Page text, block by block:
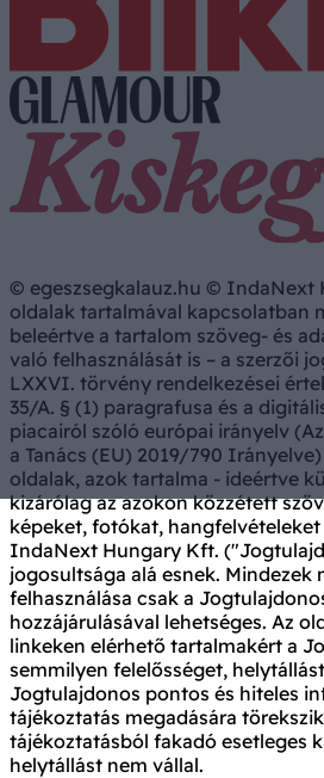
© egeszsegkalauz.hu © IndaNext
oldalak tartalmával kapcsolatban
beleértve a tartalom szöveg- és
való felhasználását is – a szerzői
LXXVI. törvény rendelkezései
35/A. § (1) paragrafusa és a
piacairól szóló európai irányelv
a Tanács (EU) 2019/790
oldalak, azok tartalma - ideértve
kizárólag az azokon közzétett
képeket, fotókat, hangfelvételeket
IndaNext Hungary Kft.
jogosultsága alá esnek. Mindezek
felhasználása csak a
hozzájárulásával lehetséges. Az
linkeken elérhető tartalmakért a
semmilyen felelősséget,
Jogtulajdonos pontos és hiteles
tájékoztatás megadására
tájékoztatásból fakadó esetleges
helytállást nem vállal.